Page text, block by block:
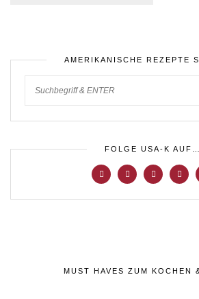
AMERIKANISCHE REZEPTE
FOLGE USA-K AUF…
MUST HAVES ZUM KOCHEN